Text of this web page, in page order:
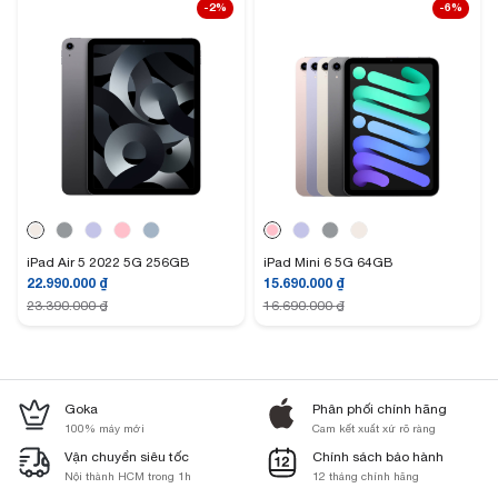
dùng.
Sản phẩm được trang bị con chip A15 Bionic có hiệu năng CPU cao hơn
40%, GPU cao hơn 80%. Đặc biệt Apple nhấn mạnh và khả năng xử lý
máy học nhanh hơn 2 lần.
-2%
iPad Air 5 2022 5G 256GB
22.990.000 ₫
23.390.000₫
-6%
iPad Mini 6 5G 64GB
15.690.000 ₫
16.690.000₫
Goka
100% máy mới
Phân phối chính hãng
Cam kết xuất xứ rõ ràng
Vận chuyển siêu tốc
Nội thành HCM trong 1h
Chính sách bảo hành
12 tháng chính hãng